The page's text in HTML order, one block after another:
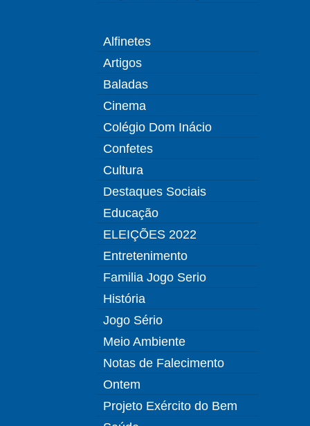
Alfinetes
Artigos
Baladas
Cinema
Colégio Dom Inácio
Confetes
Cultura
Destaques Sociais
Educação
ELEIÇÕES 2022
Entretenimento
Familia Jogo Serio
História
Jogo Sério
Meio Ambiente
Notas de Falecimento
Ontem
Projeto Exército do Bem